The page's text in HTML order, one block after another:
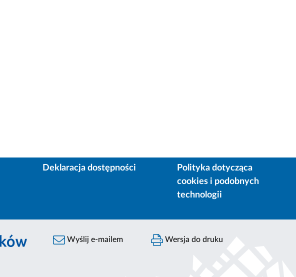
Deklaracja dostępności
Polityka dotycząca
cookies i podobnych
technologii
Wyślij e-mailem Wersja do druku